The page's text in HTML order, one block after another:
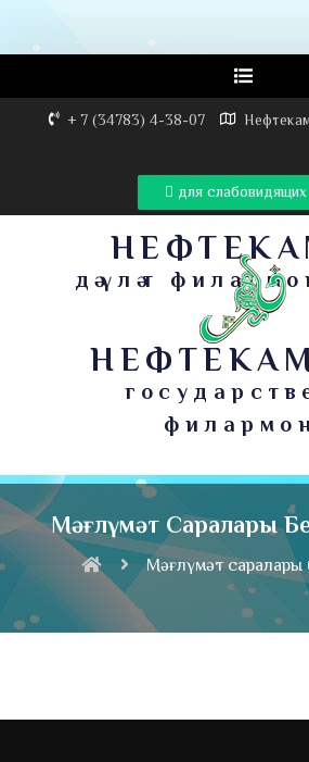
+ 7 (34783) 4-38-07
для слабовидящих
дәүләт
Мәғлүмәт Саралары
Мәғлүмәт саралары